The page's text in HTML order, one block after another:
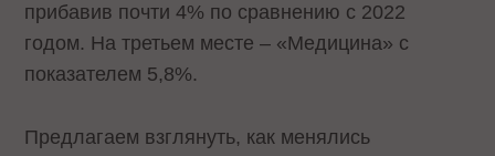
прибавив почти 4% по сравнению с 2022
годом. На третьем месте – «Медицина» с
показателем 5,8%.
Предлагаем взглянуть, как менялись